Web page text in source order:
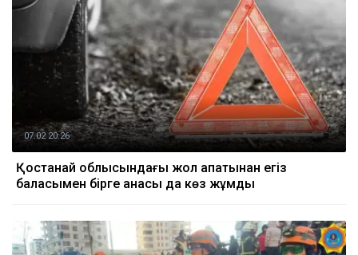
07.02 20:26
Қостанай облысындағы жол апатынан егіз
баласымен бірге анасы да көз жұмды